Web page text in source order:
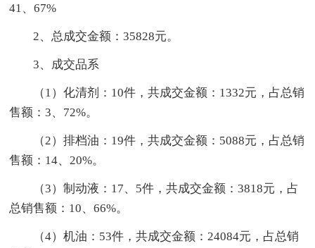
41、67%
2、总成交金额：35828元。
3、成交品系
（1）化清剂：10件，共成交金额：1332元，占总销
售额：3、72%。
（2）排档油：19件，共成交金额：5088元，占总销
售额：14、20%。
（3）制动液：17、5件，共成交金额：3818元，占
总销售额：10、66%。
（4）机油：53件，共成交金额：24084元，占总销